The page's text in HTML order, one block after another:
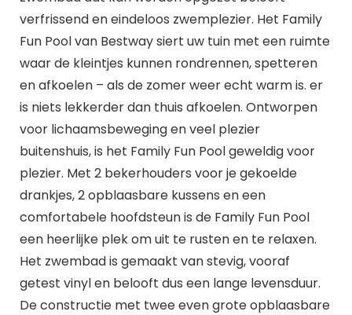
verfrissend en eindeloos zwemplezier. Het Family
Fun Pool van Bestway siert uw tuin met een ruimte
waar de kleintjes kunnen rondrennen, spetteren
en afkoelen – als de zomer weer echt warm is. er
is niets lekkerder dan thuis afkoelen. Ontworpen
voor lichaamsbeweging en veel plezier
buitenshuis, is het Family Fun Pool geweldig voor
plezier. Met 2 bekerhouders voor je gekoelde
drankjes, 2 opblaasbare kussens en een
comfortabele hoofdsteun is de Family Fun Pool
een heerlijke plek om uit te rusten en te relaxen.
Het zwembad is gemaakt van stevig, vooraf
getest vinyl en belooft dus een lange levensduur.
De constructie met twee even grote opblaasbare